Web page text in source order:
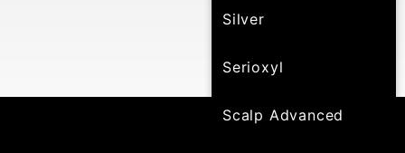
Silver
Serioxyl
Scalp Advanced